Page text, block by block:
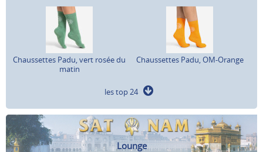
Chaussettes Padu, vert rosée du
matin
Chaussettes Padu, OM-Orange
les top 24
Lounge